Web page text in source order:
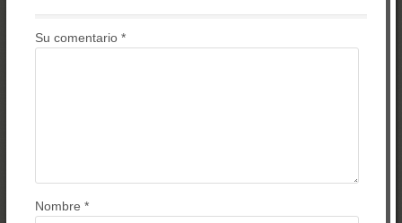
Su comentario *
Nombre *